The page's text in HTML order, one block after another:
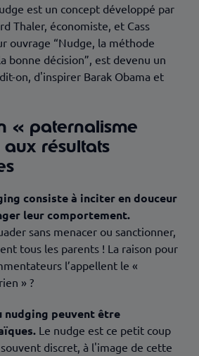
est un concept développé par
Thaler, économiste, et Cass
ouvrage “Nudge, la méthode
bonne décision”, est devenu un
on, d'inspirer Barak Obama et
« paternalisme
résultats
consiste à inciter en douceur
leur comportement.
sans menacer ou sanctionner,
tous les parents ! La raison pour
l’appellent le «
» ?
nudging peuvent être
Le nudge est ce petit coup
discret, à l'image de cette